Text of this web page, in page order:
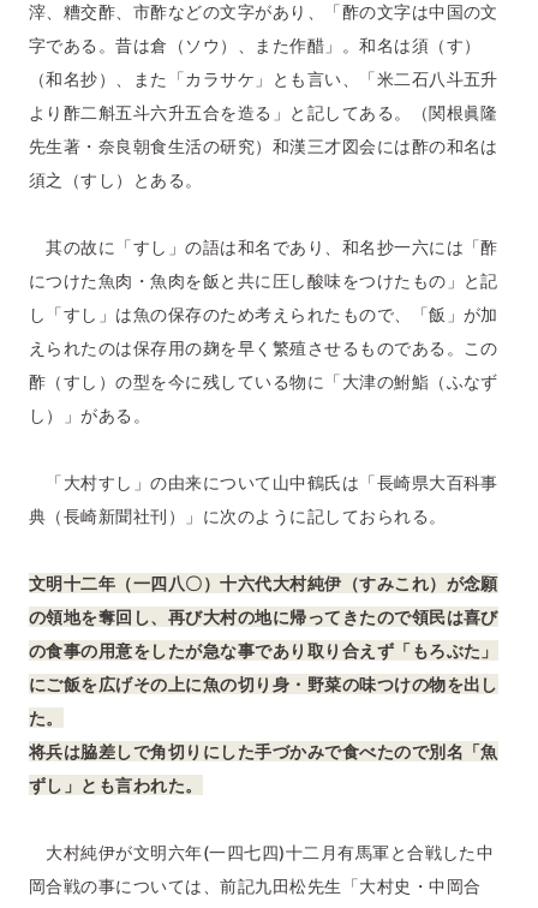
滓、糟交酢、市酢などの文字があり、「酢の文字は中国の文
字である。昔は倉（ソウ）、また作醋」。和名は須（す）
（和名抄）、また「カラサケ」とも言い、「米二石八斗五升
より酢二斛五斗六升五合を造る」と記してある。（関根眞隆
先生著・奈良朝食生活の研究）和漢三才図会には酢の和名は
須之（すし）とある。
其の故に「すし」の語は和名であり、和名抄一六には「酢
につけた魚肉・魚肉を飯と共に圧し酸味をつけたもの」と記
し「すし」は魚の保存のため考えられたもので、「飯」が加
えられたのは保存用の麹を早く繁殖させるものである。この
酢（すし）の型を今に残している物に「大津の鮒鮨（ふなず
し）」がある。
「大村すし」の由来について山中鶴氏は「長崎県大百科事
典（長崎新聞社刊）」に次のように記しておられる。
文明十二年（一四八〇）十六代大村純伊（すみこれ）が念願
の領地を奪回し、再び大村の地に帰ってきたので領民は喜び
の食事の用意をしたが急な事であり取り合えず「もろぶた」
にご飯を広げその上に魚の切り身・野菜の味つけの物を出し
た。
将兵は脇差しで角切りにした手づかみで食べたので別名「魚
ずし」とも言われた。
大村純伊が文明六年(一四七四)十二月有馬軍と合戦した中
岡合戦の事については、前記九田松先生「大村史・中岡合